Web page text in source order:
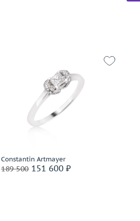
Constantin Artmayer
189 500151 600 ₽
Материал
золото 585 пробы